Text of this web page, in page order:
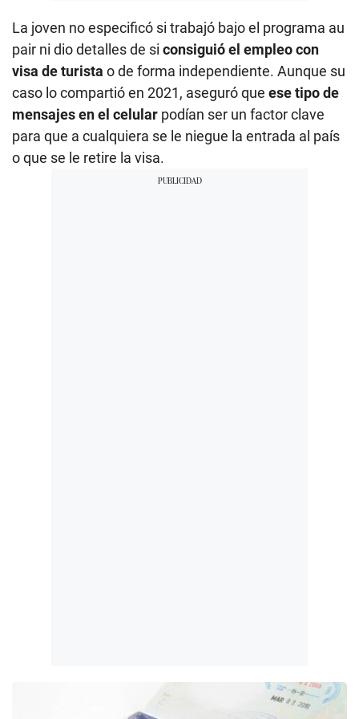
La joven no especificó si trabajó bajo el programa au
pair ni dio detalles de si consiguió el empleo con
visa de turista o de forma independiente. Aunque su
caso lo compartió en 2021, aseguró que ese tipo de
mensajes en el celular podían ser un factor clave
para que a cualquiera se le niegue la entrada al país
o que se le retire la visa.